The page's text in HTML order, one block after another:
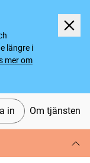
längre i
mer om
in Om tjänsten